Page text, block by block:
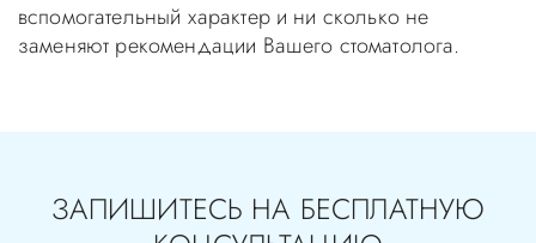
вспомогательный характер и ни сколько не
заменяют рекомендации Вашего стоматолога.
ЗАПИШИТЕСЬ НА БЕСПЛАТНУЮ